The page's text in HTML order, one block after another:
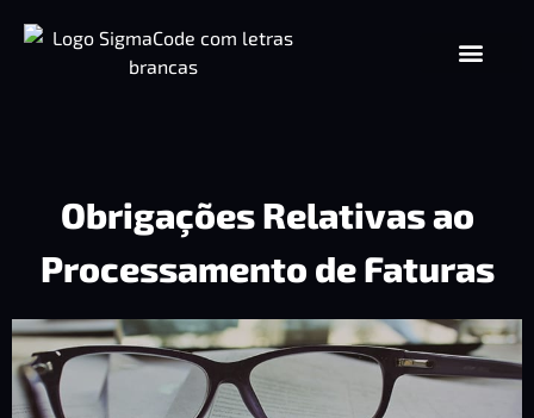
Obrigações Relativas ao
Processamento de Faturas